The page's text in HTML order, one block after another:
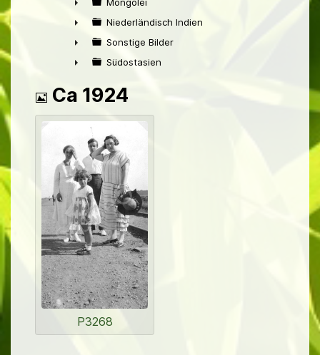
►
►
Niederländisch Indien
►
Sonstige Bilder
Südostasien
Bild
Ca 1924
P3268